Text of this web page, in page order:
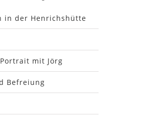
in der Henrichshütte
mit Jörg
Befreiung